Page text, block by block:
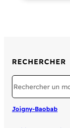
RECHERCHER
Search
Joigny-Baobab